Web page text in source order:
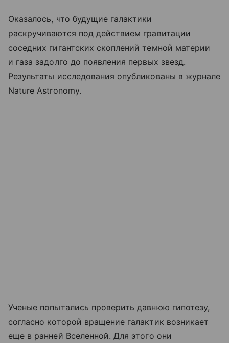
Оказалось, что будущие галактики
раскручиваются под действием гравитации
соседних гигантских скоплений темной материи
и газа задолго до появления первых звезд.
Результаты исследования опубликованы в журнале
Nature Astronomy.
Ученые попытались проверить давнюю гипотезу,
согласно которой вращение галактик возникает
еще в ранней Вселенной. Для этого они